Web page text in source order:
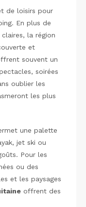
de loisirs pour
En plus de
la région
et
souvent un
soirées
oublier les
les plus
une palette
jet ski ou
Pour les
ou des
et les paysages
offrent des